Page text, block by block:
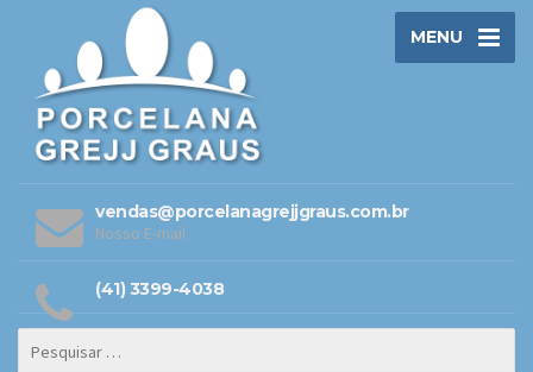
MENU
vendas@porcelanagrejjgraus.com.br
Nosso E-mail
(41) 3399-4038